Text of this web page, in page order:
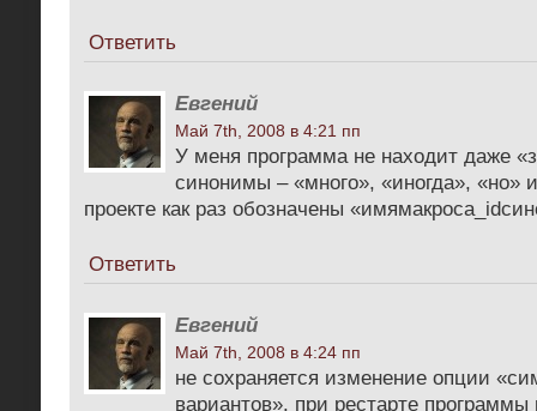
Ответить
Евгений
Май 7th, 2008 в 4:21 пп
У меня программа не находит даже
синонимы – «много», «иногда», «но»
проекте как раз обозначены
Ответить
Евгений
Май 7th, 2008 в 4:24 пп
не сохраняется изменение опции
вариантов». при рестарте программы